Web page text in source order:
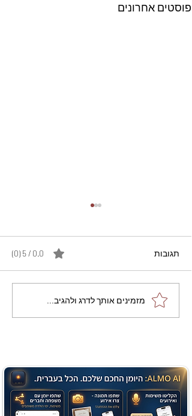
פוסטים אחרונים
מתכון מנצח עוגת מייפל
שוקולד בחושה וקלה - זיוה
תגובות 0.0 / 5 ‏(0)
מזמינים אותך לדרג ולהגיב...